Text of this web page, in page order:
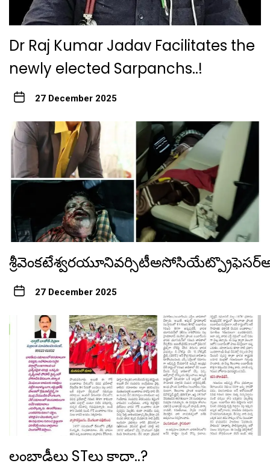
Dr Raj Kumar Jadav Facilitates the
newly elected Sarpanchs..!
27 December 2025
27 December 2025
లంబాడీలు STలు కాదా..?